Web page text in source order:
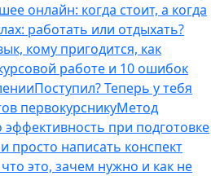
онлайн: когда стоит, а когда
работать или отдыхать?
кому пригодится, как
работе и 10 ошибок
Поступил? Теперь у тебя
первокурсникуМетод
при подготовке
просто написать конспект
это, зачем нужно и как не